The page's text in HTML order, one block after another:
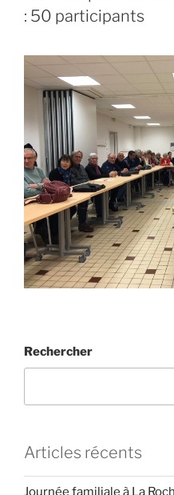
: 50 participants
Rechercher
Articles récents
Journée familiale à La